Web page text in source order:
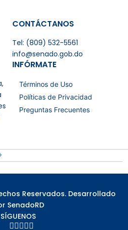
CONTÁCTANOS
Tel: (809) 532-5561
info@senado.gob.do
INFÓRMATE
Términos de Uso
Políticas de Privacidad
Preguntas Frecuentes
Reservados. Desarrollado
SenadoRD
SÍGUENOS
    